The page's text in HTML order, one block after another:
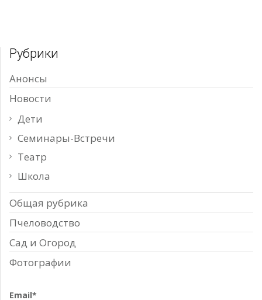
Рубрики
Анонсы
Новости
Дети
Семинары-Встречи
Театр
Школа
Общая рубрика
Пчеловодство
Сад и Огород
Фотографии
Email*